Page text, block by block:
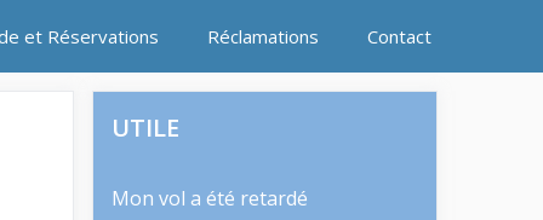
et Réservations Réclamations Contact
UTILE
Mon vol a été retardé